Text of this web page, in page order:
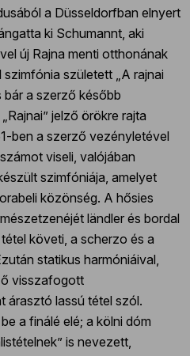
a Düsseldorfban elnyert
ki Schumannt, aki
új Rajna menti otthonának
született „A rajnai
bár a szerző később
jelző örökre rajta
ben a szerző vezényletével
viseli, valójában
szimfóniája, amelyet
közönség. A hősies
ländler és bordal
követi, a scherzo és a
statikus harmóniáival,
visszafogott
árasztó lassú tétel szól.
a finálé elé; a kölni dóm
is nevezett,